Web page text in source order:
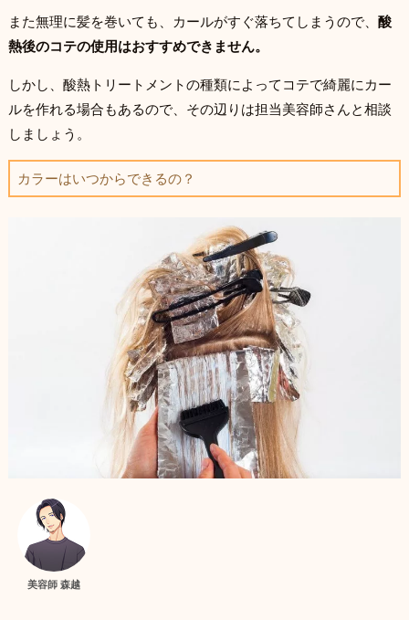
また無理に髪を巻いても、カールがすぐ落ちてしまうので、 酸
熱後のコテの使用はおすすめできません。
しかし、酸熱トリートメントの種類によってコテで綺麗にカー
ルを作れる場合もあるので、その辺りは担当美容師さんと相談
しましょう。
カラーはいつからできるの？
美容師 森越